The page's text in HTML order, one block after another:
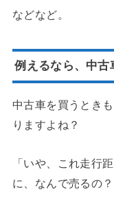
などなど。
例えるなら、中古
中古車を買うとき
りますよね？
「いや、これ走行
に、なんで売るの？